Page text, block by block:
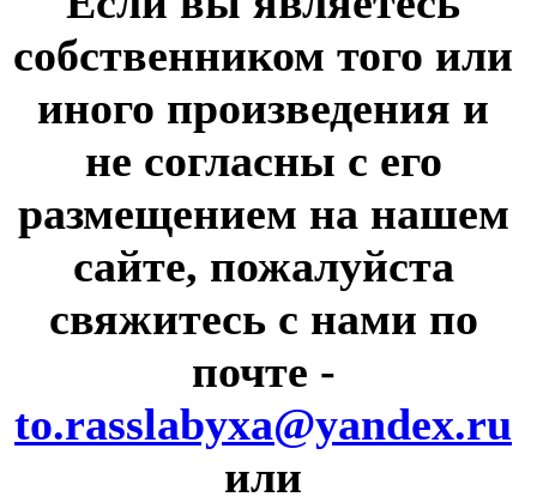
собственником того или
иного произведения и
не согласны с его
размещением на нашем
сайте, пожалуйста
свяжитесь с нами по
почте -
to.rasslabyxa@yandex.ru
или